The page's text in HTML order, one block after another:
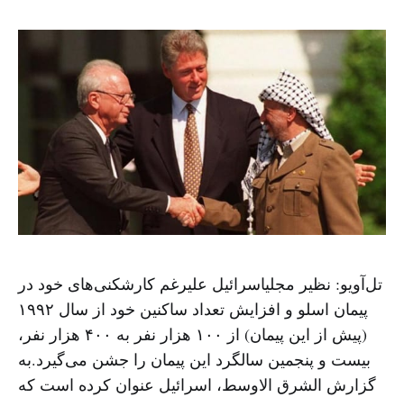
تل‌آویو: نظیر مجلیاسرائیل علیرغم کارشکنی‌های خود در
پیمان اسلو و افزایش تعداد ساکنین خود از سال ۱۹۹۲
(پیش از این پیمان) از ۱۰۰ هزار نفر به ۴۰۰ هزار نفر،
بیست و پنجمین سالگرد این پیمان را جشن می‌گیرد.به
گزارش الشرق الاوسط، اسرائیل عنوان کرده است که